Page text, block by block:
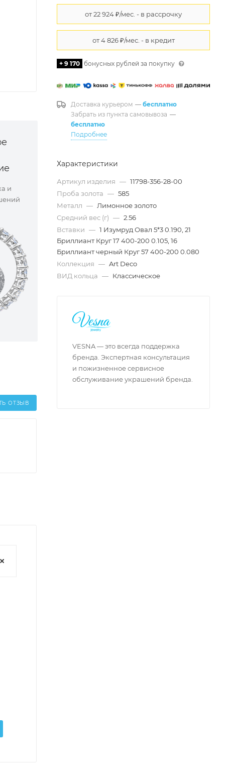
и
ОТЗЫВ
+ 9 170 бонусных рублей за покупку
Доставка курьером — бесплатно
Забрать из пункта самовывоза —
бесплатно
Подробнее
Характеристики
Артикул изделия — 11798-356-28-00
Проба золота — 585
Металл — Лимонное золото
Средний вес (г) — 2.56
Вставки — 1 Изумруд Овал 5*3 0.190, 21
Бриллиант Круг 17 400-200 0.105, 16
Бриллиант черный Круг 57 400-200 0.080
Коллекция — Art Deco
ВИД кольца — Классическое
VESNA — это всегда поддержка
бренда. Экспертная консультация
и пожизненное сервисное
обслуживание украшений бренда.